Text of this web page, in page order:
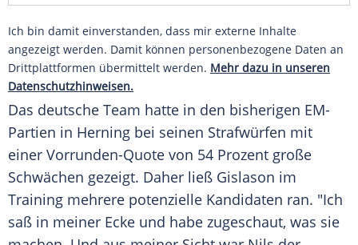
Ich bin damit einverstanden, dass mir externe Inhalte
angezeigt werden. Damit können personenbezogene Daten an
Drittplattformen übermittelt werden. Mehr dazu in unseren
Datenschutzhinweisen.
Das deutsche Team hatte in den bisherigen EM-
Partien in Herning bei seinen Strafwürfen mit
einer Vorrunden-Quote von 54 Prozent große
Schwächen gezeigt. Daher ließ Gislason im
Training mehrere potenzielle Kandidaten ran. "Ich
saß in meiner Ecke und habe zugeschaut, was sie